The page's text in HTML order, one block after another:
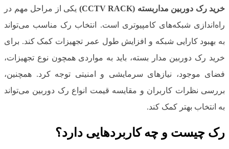
خرید رک دوربین مداربسته (CCTV RACK)
یکی از مراحل مهم در
راه‌اندازی شبکه‌های کامپیوتری است. انتخاب رک مناسب می‌تواند
به بهبود کارایی شبکه و افزایش طول عمر تجهیزات کمک کند. برای
خرید رک دوربین مدار بسته، باید به مواردی همچون نوع تجهیزات،
فضای موجود، نیازهای سرمایشی و امنیتی توجه کرد. همچنین،
بررسی نظرات کاربران و مقایسه قیمت انواع رک دوربین می‌تواند
به انتخاب بهتر کمک کند.
رک چیست و چه کاربردهایی دارد؟